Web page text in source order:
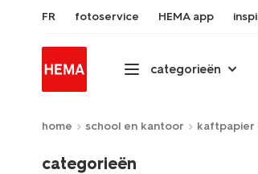
FR fotoservice HEMA app
categorieën
home school en kantoor
categorieën